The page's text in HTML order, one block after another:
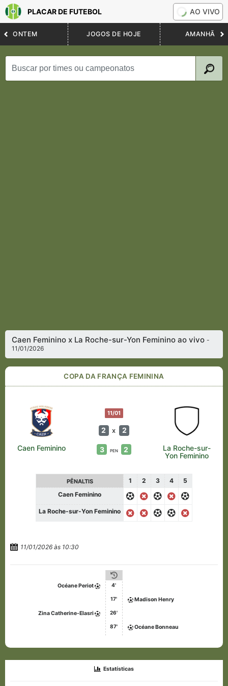
PLACAR DE FUTEBOL AO VIVO
ONTEM JOGOS DE HOJE AMANHÃ
Caen Feminino x La Roche-sur-Yon Feminino ao vivo-
11/01/2026
COPA DA FRANÇA FEMININA
11/01
2 x 2
Caen Feminino 3 PEN 2
La Roche-sur-
Yon Feminino
PÊNALTIS 1 2 3 4
5
Caen Feminino
La Roche-sur-Yon Feminino
11/01/2026 às 10:30
Océane Periot 4'
17' Madison Henry
Zina Catherine-Elasri 26'
87' Océane Bonneau
Estatísticas